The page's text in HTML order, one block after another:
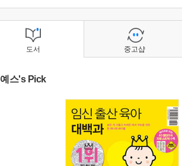
도서
예스's Pick
중고샵